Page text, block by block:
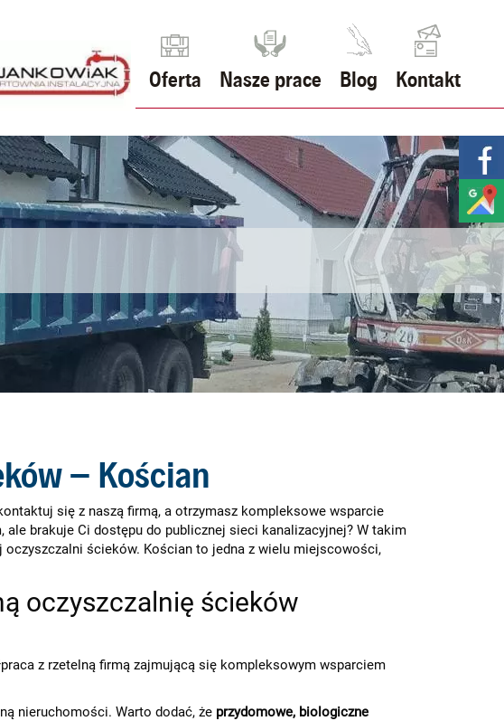
Oferta Nasze prace Blog Kontakt
– Kościan
się z naszą firmą, a otrzymasz kompleksowe wsparcie
brakuje Ci dostępu do publicznej sieci kanalizacyjnej? W takim
ścieków. Kościan to jedna z wielu miejscowości,
oczyszczalnię ścieków
z rzetelną firmą zajmującą się kompleksowym wsparciem
nieruchomości. Warto dodać, że przydomowe, biologiczne